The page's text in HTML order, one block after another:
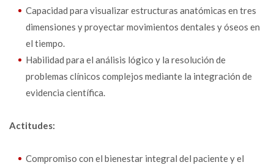
Capacidad para visualizar estructuras anatómicas en tres
dimensiones y proyectar movimientos dentales y óseos en
el tiempo.
Habilidad para el análisis lógico y la resolución de
problemas clínicos complejos mediante la integración de
evidencia científica.
Actitudes:
Compromiso con el bienestar integral del paciente y el